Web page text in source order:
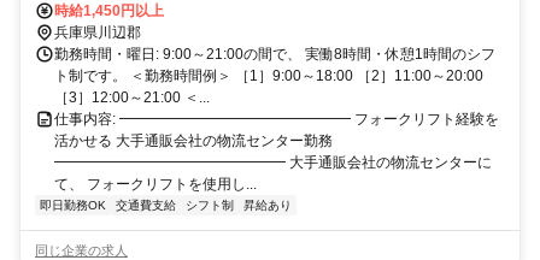
本線：川西能勢口駅から車で18分 ・能勢電鉄日生線 / 能勢電鉄妙見
線：山下駅から車で13分 ◇車通勤OK ◇バイク通勤OK ◇交通費規定
支給 ◇県道12号沿線 ◇イオンモール猪名川から車で約5分 川辺郡猪
名川町や川西市をはじめ、 宝塚市・西宮市・尼崎市・大阪府池田市
など、 周辺エリアから通勤しているスタッフが多数います♪ また、伊
丹市、三田市、池田市、箕面市、 豊中市方面からも通勤を検討でき
る勤務地です！
時給1,450円以上
兵庫県川辺郡
勤務時間・曜日: 9:00～21:00の間で、 実働8時間・休憩1時間のシフ
ト制です。 ＜勤務時間例＞ ［1］9:00～18:00 ［2］11:00～20:00
［3］12:00～21:00 ＜...
仕事内容: ━━━━━━━━━━━━━━━━ フォークリフト経験を
活かせる 大手通販会社の物流センター勤務
━━━━━━━━━━━━━━━━ 大手通販会社の物流センターに
て、 フォークリフトを使用し...
即日勤務OK 交通費支給 シフト制 昇給あり
同じ企業の求人